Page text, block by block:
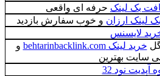
بک لینک حرفه ای واقعی
لینک ارزان و خوب سفارش بازدید
لایسنس
خرید لینک behtarinbacklink.com
و
سایت بهترین
آپدیت نود 32